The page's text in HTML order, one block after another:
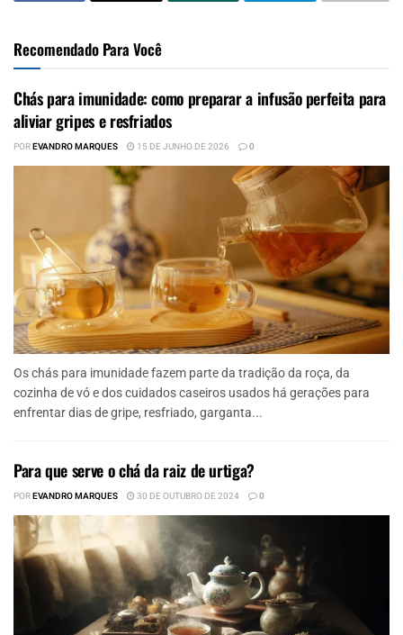
Recomendado Para Você
Chás para imunidade: como preparar a infusão perfeita para
aliviar gripes e resfriados
POREVANDRO MARQUES 15 DE JUNHO DE 2026 0
Os chás para imunidade fazem parte da tradição da roça, da
cozinha de vó e dos cuidados caseiros usados há gerações para
enfrentar dias de gripe, resfriado, garganta...
Para que serve o chá da raiz de urtiga?
POREVANDRO MARQUES 30 DE OUTUBRO DE 2024 0